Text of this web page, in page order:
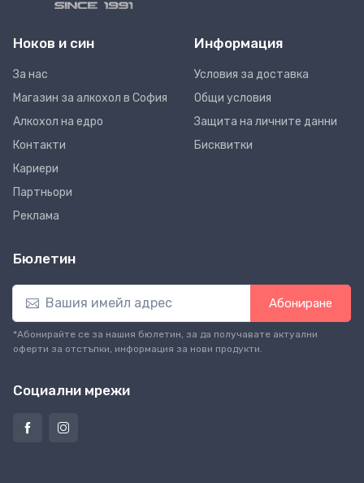
Ноков и син
За нас
Магазин за алкохол в София
Алкохол на едро
Контакти
Кариери
Партньори
Реклама
Информация
Условия за доставка
Общи условия
Защита на личните данни
Бисквитки
Бюлетин
Абониране
*Абонирайте се за нашия бюлетин, за да получавате актуални
оферти за отстъпки, информация за нови продукти.
Социални мрежи